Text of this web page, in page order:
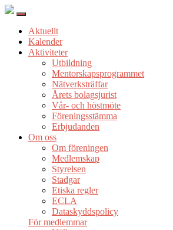
Aktuellt
Kalender
Aktiviteter
Utbildning
Mentorskapsprogrammet
Nätverksträffar
Årets bolagsjurist
Vår- och höstmöte
Föreningsstämma
Erbjudanden
Om oss
Om föreningen
Medlemskap
Styrelsen
Stadgar
Etiska regler
ECLA
Dataskyddspolicy
För medlemmar